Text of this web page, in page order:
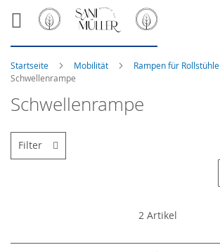
Startseite Mobilität
Rampen für Rollstühle
Schwellenrampe
Schwellenrampe
2Artikel
Filter